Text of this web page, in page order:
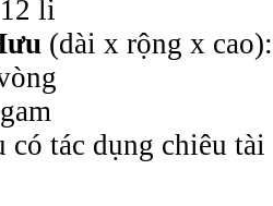
li
(dài x rộng x
có tác dụng chiêu